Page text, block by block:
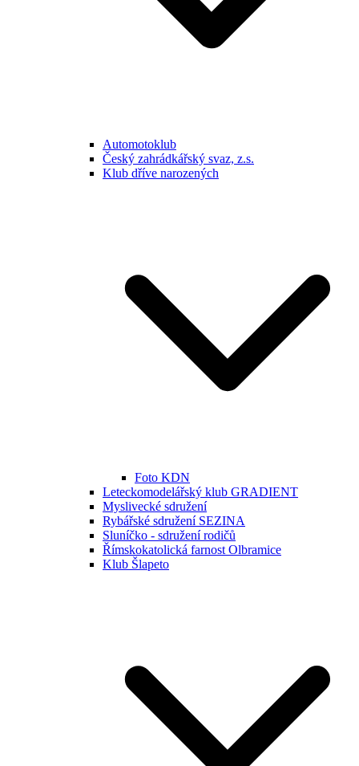
Automotoklub
Český zahrádkářský svaz, z.s.
Klub dříve narozených
Foto KDN
Leteckomodelářský klub GRADIENT
Myslivecké sdružení
Rybářské sdružení SEZINA
Sluníčko - sdružení rodičů
Římskokatolická farnost Olbramice
Klub Šlapeto